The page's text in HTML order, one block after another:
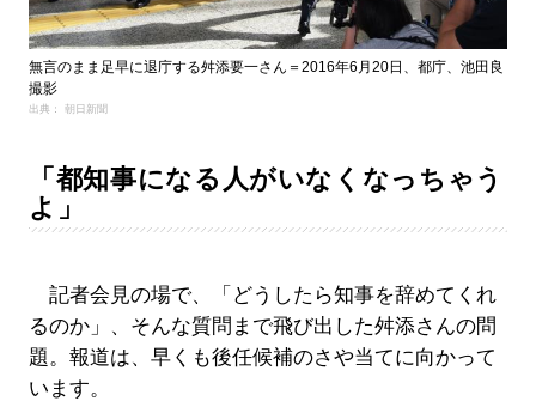
無言のまま足早に退庁する舛添要一さん＝2016年6月20日、都庁、池田良
撮影
出典： 朝日新聞
「都知事になる人がいなくなっちゃう
よ」
記者会見の場で、「どうしたら知事を辞めてくれ
るのか」、そんな質問まで飛び出した舛添さんの問
題。報道は、早くも後任候補のさや当てに向かって
います。